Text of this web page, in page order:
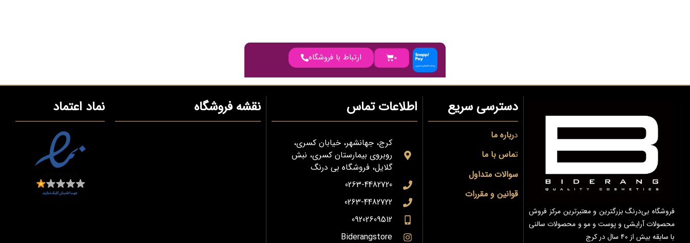
0 ارتباط با فروشگاه
فروشگاه بی‌درنگ بزرگترین و معتبرترین مرکز فروش
محصولات آرایشی و پوست و مو و محصولات سالنی
با سابقه بیش از ۴۰ سال در کرج
دسترسی سریع
درباره ما
تماس با ما
سوالات متداول
قوانین و مقررات
اطلاعات تماس
کرج، جهانشهر، خیابان کسری،
روبروی بیمارستان کسری، نبش
گلایل، فروشگاه بی درنگ
0263-4482720
0263-4482722
09202609512
Biderangstore
نقشه فروشگاه نماد اعتماد